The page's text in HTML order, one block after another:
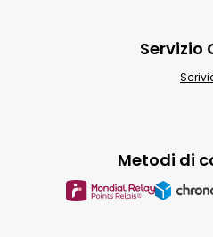
Metodi di
Servizio